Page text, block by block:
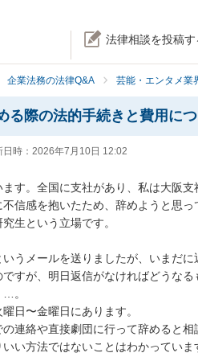
法律相談を投稿す
企業法務の法律Q&A 芸能・エンタメ業
る際の法的手続きと費用に
時： 2026年7月10日 12:02
す。全国に支社があり、私は大阪支
信感を抱いたため、辞めようと思っ
生という立場です。
うメールを送りましたが、いまだに
すが、明日返信がなければどうな
。
日〜金曜日にあります。
連絡や直接劇団に行って辞めると
い方法ではないことはわかってい